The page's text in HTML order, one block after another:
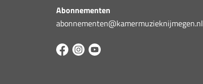
Abonnementen
abonnementen@kamermuzieknijmegen.nl